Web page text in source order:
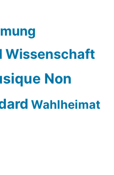
Wissenschaft
Non
Wahlheimat